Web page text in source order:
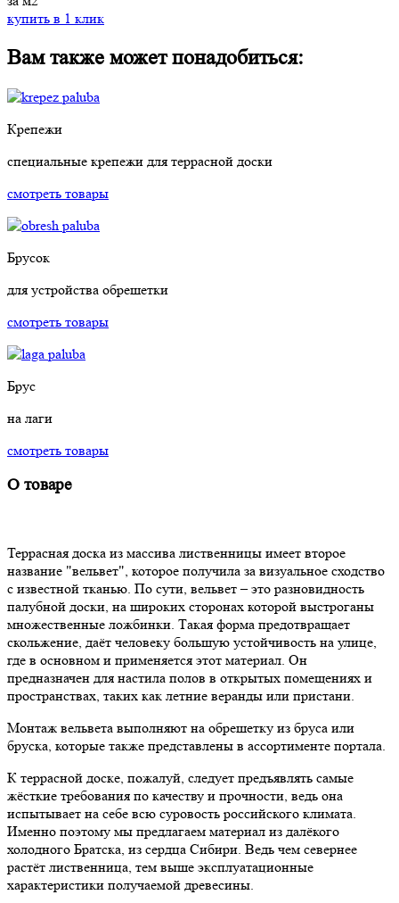
купить в 1 клик
Вам также может понадобиться:
Крепежи
специальные крепежи для террасной доски
смотреть товары
Брусок
для устройства обрешетки
смотреть товары
Брус
на лаги
смотреть товары
О товаре
Террасная доска из массива лиственницы имеет второе
название "вельвет", которое получила за визуальное сходство
с известной тканью. По сути, вельвет – это разновидность
палубной доски, на широких сторонах которой выстроганы
множественные ложбинки. Такая форма предотвращает
скольжение, даёт человеку большую устойчивость на улице,
где в основном и применяется этот материал. Он
предназначен для настила полов в открытых помещениях и
пространствах, таких как летние веранды или пристани.
Монтаж вельвета выполняют на обрешетку из бруса или
бруска, которые также представлены в ассортименте портала.
К террасной доске, пожалуй, следует предъявлять самые
жёсткие требования по качеству и прочности, ведь она
испытывает на себе всю суровость российского климата.
Именно поэтому мы предлагаем материал из далёкого
холодного Братска, из сердца Сибири. Ведь чем севернее
растёт лиственница, тем выше эксплуатационные
характеристики получаемой древесины.